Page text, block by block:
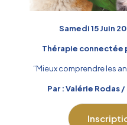
Samedi 15 Juin
Thérapie connectée
“Mieux comprendre les
Par : Valérie Rodas /